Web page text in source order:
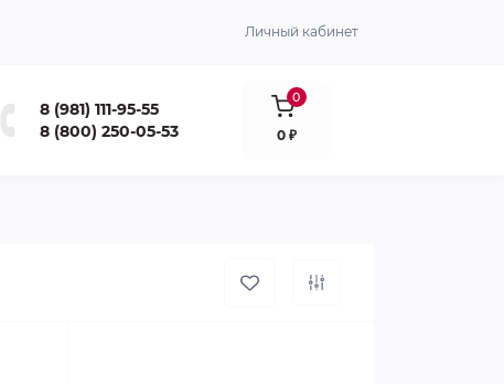
Личный кабинет
8 (981) 111-95-55
8 (800) 250-05-53
0
0 ₽